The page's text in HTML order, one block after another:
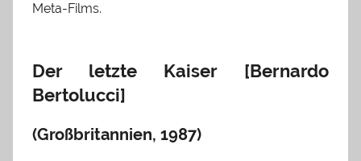
Meta-Films.
Der letzte Kaiser [Bernardo
Bertolucci]
(Großbritannien, 1987)